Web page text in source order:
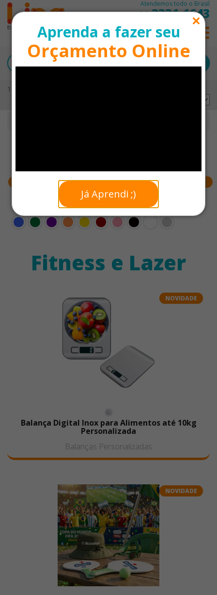
Aprenda a fazer seu
Orçamento Online
Já Aprendi ;)
Atendemos todo o Brasil
113331-1643
100 produtos encontrados
Cores
Fitness e Lazer
NOVIDADE
Balança Digital Inox para Alimentos até 10kg
Personalizada
Balanças Personalizadas
NOVIDADE